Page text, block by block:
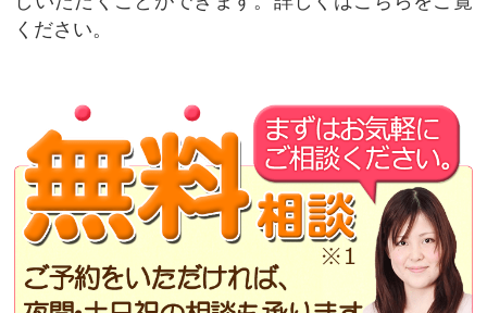
ください。